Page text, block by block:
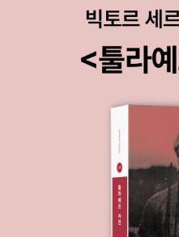
있을까 궁금했다. 처음 만나는
고 해야 할까. 펼쳤더니 다정했
있었고 그리움이 있었고 함께
슬픔이 조금은 약해지면 좋겠
우정을 말하고 있다.이 작품은
스트의 고뇌를 로맨스 속에 잔
음악적 정보도 소개해 쏠쏠한
아노곡, 음악에 소개 돼 읽는
>에 연재한 '독서 일기'를 엮은
끈따끈한 신간 세 권씩, 237권
책일 때도 있고 묵직한 고전일
질, 요리, 잡초의 생태, 철도,